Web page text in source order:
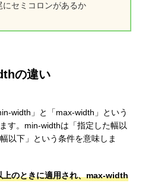
セミコロンがあるか
の違い
width」と「max-width」という
す。min-widthは「指定した幅以
以下」という条件を意味しま
のときに適用され、max-width